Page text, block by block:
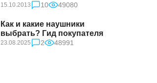
15.10.2013 10 49080
Как и какие наушники
выбрать? Гид покупателя
23.08.2025 2 48991